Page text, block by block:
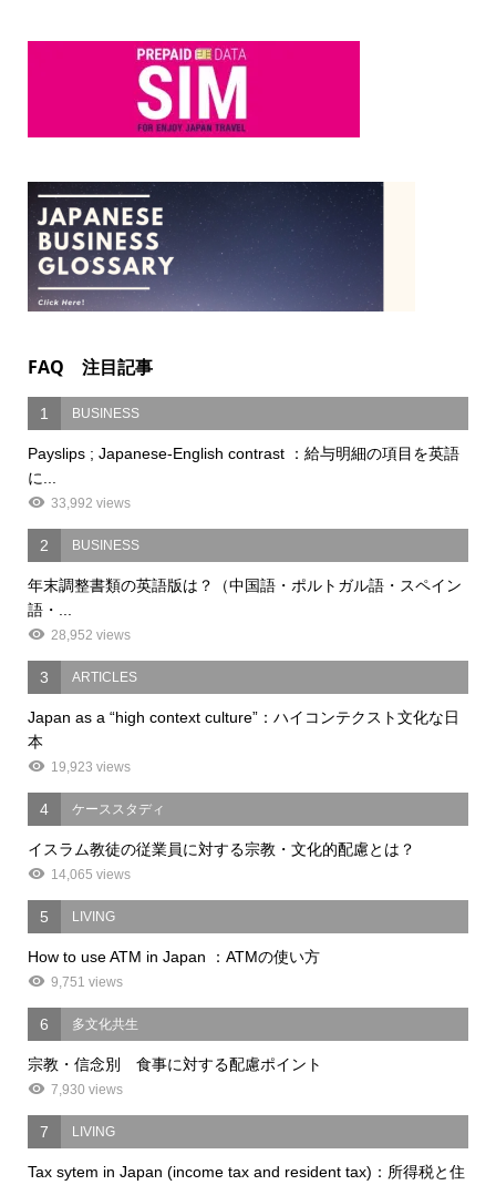
FAQ 注目記事
1 BUSINESS
Payslips ; Japanese-English contrast ：給与明細の項目を英語
に...
33,992 views
2 BUSINESS
年末調整書類の英語版は？（中国語・ポルトガル語・スペイン
語・...
28,952 views
3 ARTICLES
Japan as a “high context culture”：ハイコンテクスト文化な日
本
19,923 views
4 ケーススタディ
イスラム教徒の従業員に対する宗教・文化的配慮とは？
14,065 views
5 LIVING
How to use ATM in Japan ：ATMの使い方
9,751 views
6 多文化共生
宗教・信念別 食事に対する配慮ポイント
7,930 views
7 LIVING
Tax sytem in Japan (income tax and resident tax)：所得税と住